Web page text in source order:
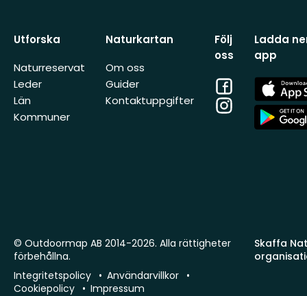
Utforska
Naturreservat
Leder
Län
Kommuner
Naturkartan
Om oss
Guider
Kontaktuppgifter
Följ
oss
Facebook
Instagram
Ladda
app
App
Store
App
Store
Skaffa
© Outdoormap AB 2014-2026. Alla rättigheter
förbehållna.
Integritetspolicy
Användarvillkor
Cookiepolicy
Impressum